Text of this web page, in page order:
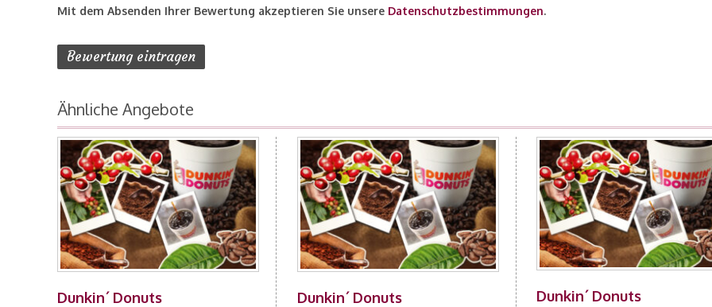
Mit dem Absenden Ihrer Bewertung akzeptieren Sie unsere Datenschutzbestimmungen.
Ähnliche Angebote
Dunkin´ Donuts Dunkin´ Donuts Dunkin´ Donuts